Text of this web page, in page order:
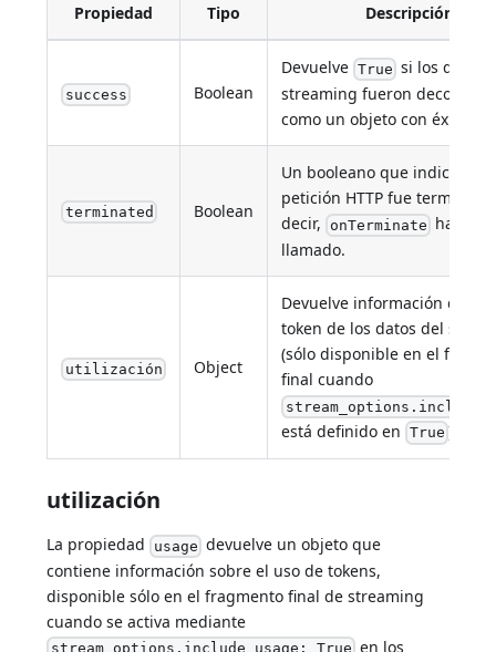
Propiedad Tipo Descripción
success Boolean
Devuelve True si los datos
streaming fueron
como un objeto con éxito.
terminated Boolean
Un booleano que indica si la
petición HTTP fue
decir, onTerminate ha sido
llamado.
utilización Object
Devuelve información de
token de los datos del
(sólo disponible en el
final cuando
está definido en True ).
utilización
La propiedad usage devuelve un objeto que
contiene información sobre el uso de tokens,
disponible sólo en el fragmento final de streaming
cuando se activa mediante
en los